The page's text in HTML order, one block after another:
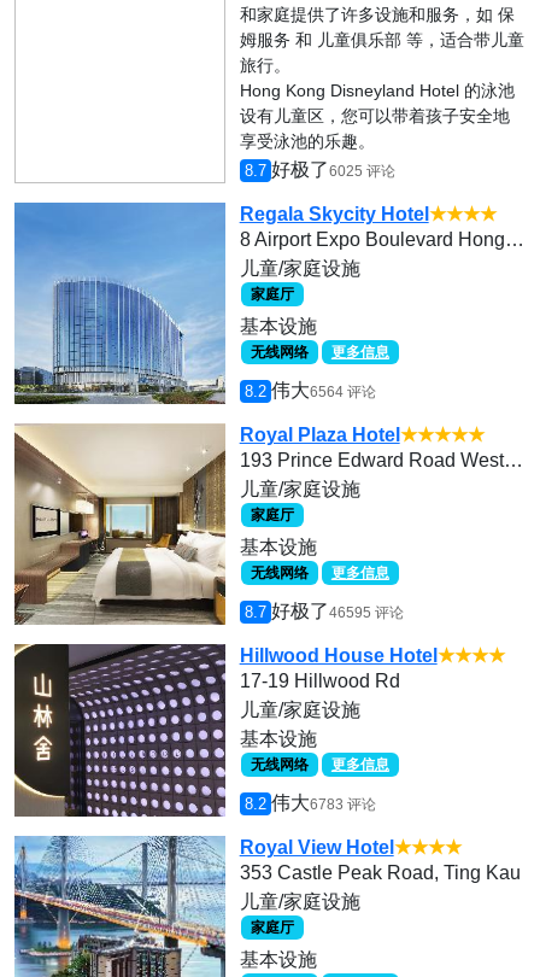
和家庭提供了许多设施和服务，如 保
姆服务 和 儿童俱乐部 等，适合带儿童
旅行。
Hong Kong Disneyland Hotel 的泳池
设有儿童区，您可以带着孩子安全地
享受泳池的乐趣。
8.7 好极了6025 评论
Regala Skycity Hotel ★★★★
8 Airport Expo Boulevard Hong Kong International Airport Chek Lap Kok, Lantau Island
儿童/家庭设施
家庭厅
基本设施
无线网络 更多信息
8.2 伟大6564 评论
Royal Plaza Hotel ★★★★★
193 Prince Edward Road West, Kowloon
儿童/家庭设施
家庭厅
基本设施
无线网络 更多信息
8.7 好极了46595 评论
Hillwood House Hotel ★★★★
17-19 Hillwood Rd
儿童/家庭设施
基本设施
无线网络 更多信息
8.2 伟大6783 评论
Royal View Hotel ★★★★
353 Castle Peak Road, Ting Kau
儿童/家庭设施
家庭厅
基本设施